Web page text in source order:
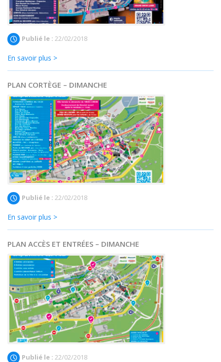
Publié le : 22/02/2018
En savoir plus >
PLAN CORTÈGE – DIMANCHE
Publié le : 22/02/2018
En savoir plus >
PLAN ACCÈS ET ENTRÉES – DIMANCHE
Publié le : 22/02/2018